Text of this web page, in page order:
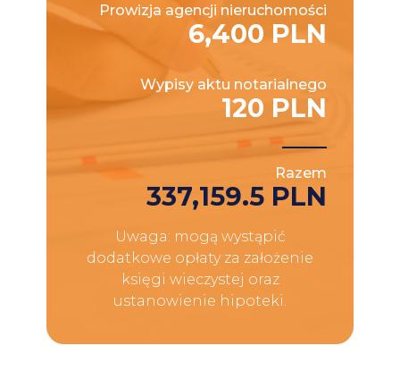
Prowizja agencji nieruchomości
6,400 PLN
Wypisy aktu notarialnego
120 PLN
Razem
337,159.5 PLN
Uwaga: mogą wystąpić
dodatkowe opłaty za założenie
księgi wieczystej oraz
ustanowienie hipoteki.